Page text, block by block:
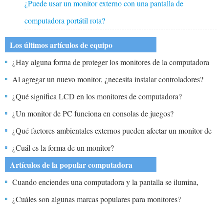
¿Puede usar un monitor externo con una pantalla de
computadora portátil rota?
Los últimos artículos de equipo
¿Hay alguna forma de proteger los monitores de la computadora
del polvo?
Al agregar un nuevo monitor, ¿necesita instalar controladores?
¿Qué significa LCD en los monitores de computadora?
¿Un monitor de PC funciona en consolas de juegos?
¿Qué factores ambientales externos pueden afectar un monitor de
computadora?
¿Cuál es la forma de un monitor?
Artículos de la popular computadora
Cuando enciendes una computadora y la pantalla se ilumina,
¿dónde estás?
¿Cuáles son algunas marcas populares para monitores?